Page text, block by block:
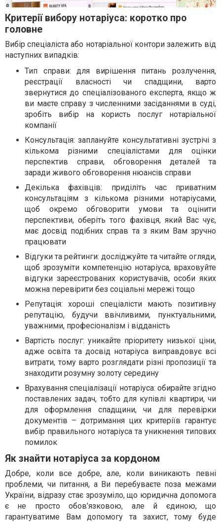
Критерії вибору нотаріуса: коротко про
головне
Вибір спеціаліста або нотаріальної контори залежить від
наступних випадків:
Тип справи: для вирішення питань розлучення,
реєстрації власності чи спадщини, варто
звернутися до спеціалізованого експерта, якщо ж
ви маєте справу з численними засіданнями в суді,
зробіть вибір на користь послуг нотаріальної
компанії
Консультація: заплануйте консультативні зустрічі з
кількома різними спеціалістами для оцінки
перспектив справи, обговорення деталей та
заради живого обговорення нюансів справи
Декілька фахівців: приділіть час приватним
консультаціям з кількома різними нотаріусами,
щоб окремо обговорити умови та оцінити
перспективи, оберіть того фахівця, який Вас чує,
має досвід подібних справ та з яким Вам зручно
працювати
Відгуки та рейтинги: досліджуйте та читайте огляди,
щоб зрозуміти компетенцію нотаріуса, враховуйте
відгуки зареєстрованих користувачів, особи яких
можна перевірити без соціальні мережі тощо
Репутація: хороші спеціалісти мають позитивну
репутацію, будучи ввічливими, пунктуальними,
уважними, професіоналізм і відданість
Вартість послуг: уникайте пріоритету низької ціни,
адже освіта та досвід нотаріуса виправдовує всі
витрати, тому варто розглядати різні пропозиції та
знаходити розумну золоту середину
Врахування спеціалізації нотаріуса: обирайте згідно
поставлених задач, тобто для купівлі квартири, чи
для оформлення спадщини, чи для перевірки
документів – дотримання цих критеріїв гарантує
вибір правильного нотаріуса та уникнення типових
помилок
Як знайти нотаріуса за кордоном
Добре, коли все добре, але, коли виникають певні
проблеми, чи питання, а Ви перебуваєте поза межами
України, відразу стає зрозуміло, що юридична допомога
є не просто обов’язковою, але й єдиною, що
гарантуватиме Вам допомогу та захист, тому буде